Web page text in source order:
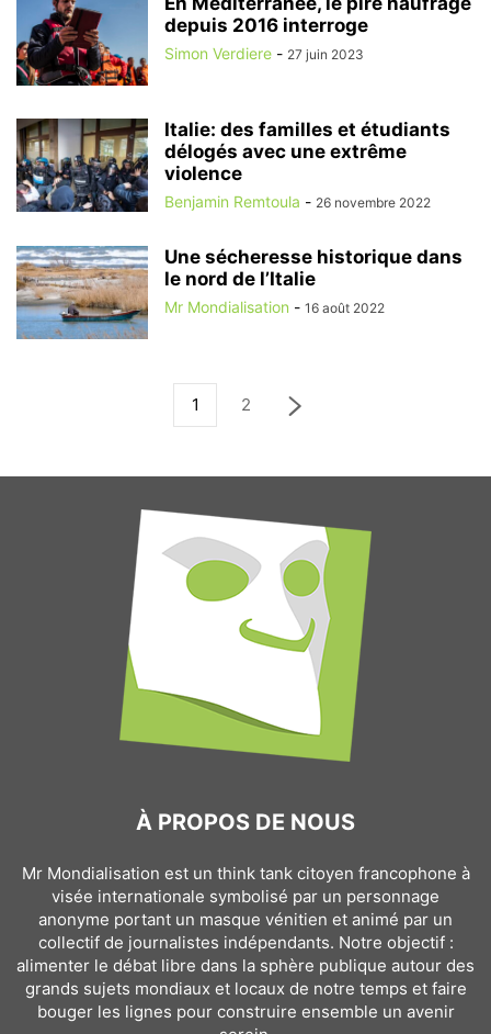
depuis 2016 interroge
Simon Verdiere - 27 juin 2023
Italie: des familles et étudiants
délogés avec une extrême
violence
Benjamin Remtoula - 26 novembre 2022
Une sécheresse historique dans
le nord de l’Italie
Mr Mondialisation - 16 août 2022
1 2
À PROPOS DE NOUS
Mr Mondialisation est un think tank citoyen francophone à
visée internationale symbolisé par un personnage
anonyme portant un masque vénitien et animé par un
collectif de journalistes indépendants. Notre objectif :
alimenter le débat libre dans la sphère publique autour des
grands sujets mondiaux et locaux de notre temps et faire
bouger les lignes pour construire ensemble un avenir